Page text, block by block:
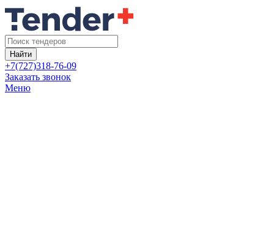
Найти
+7(727)318-76-09
Заказать звонок
Меню